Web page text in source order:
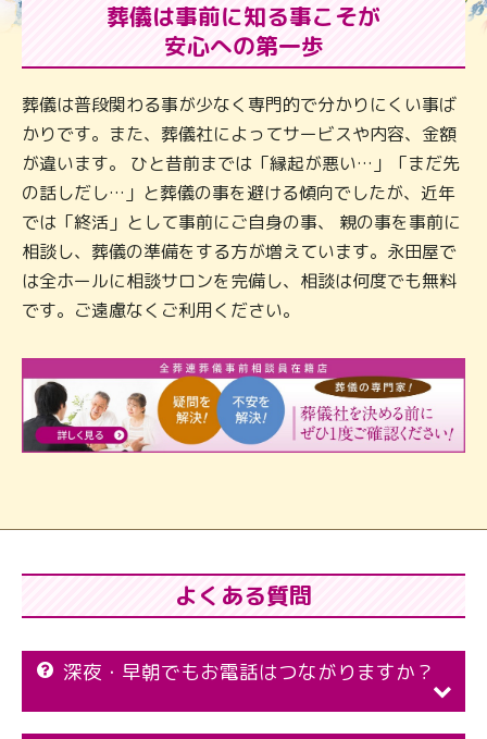
葬儀は事前に知る事こそが
安心への第一歩
葬儀は普段関わる事が少なく専門的で分かりにくい事ば
かりです。また、葬儀社によってサービスや内容、金額
が違います。 ひと昔前までは「縁起が悪い…」「まだ先
の話しだし…」と葬儀の事を避ける傾向でしたが、近年
では「終活」として事前にご自身の事、 親の事を事前に
相談し、葬儀の準備をする方が増えています。永田屋で
は全ホールに相談サロンを完備し、相談は何度でも無料
です。ご遠慮なくご利用ください。
よくある質問
深夜・早朝でもお電話はつながりますか？